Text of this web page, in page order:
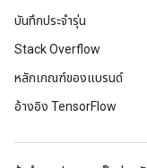
บันทึกประจำรุ่น
Stack Overflow
หลักเกณฑ์ของแบรนด์
อ้างอิง TensorFlow